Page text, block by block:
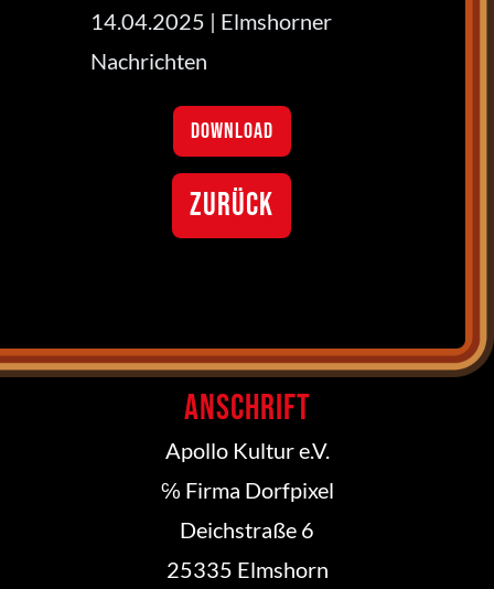
14.04.2025 | Elmshorner
Nachrichten
DOWNLOAD
ZURÜCK
Anschrift
Apollo Kultur e.V.
℅ Firma Dorfpixel
Deichstraße 6
25335 Elmshorn